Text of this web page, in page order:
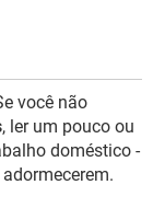
você não
, ler um pouco ou
doméstico -